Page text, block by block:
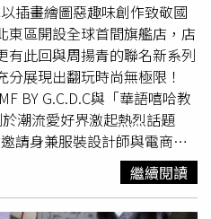
插畫繪圖惡趣味創作致敬國
東區開設全球首間旗艦店，店
有此回與周揚青的聯名新系列
展現出翻玩時尚無極限！
BY G.C.D.C與「華語嘻哈教
潮流愛好界激起熱烈話題
請身兼服裝設計師與電商企
作推出「MF by GRACE」系
家VANZ CHIANG將她豪爽
中，利用幽默的肢體動作
繼續閱讀